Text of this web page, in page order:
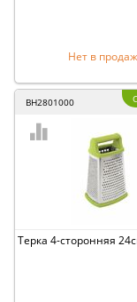
Нет в
BH2801000
Терка 4-сторонняя